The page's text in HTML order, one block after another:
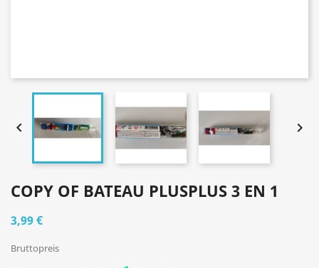
 
COPY OF BATEAU PLUSPLUS 3 EN 1
3,99 €
Bruttopreis